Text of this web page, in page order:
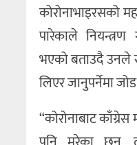
कोरोनाभाइरसको
पारेकाले
भएको बताउदै उनले
लिएर जानुपर्नेमा
“कोरोनाबाट